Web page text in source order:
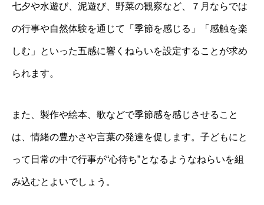
七夕や水遊び、泥遊び、野菜の観察など、７月ならでは
の行事や自然体験を通じて「季節を感じる」「感触を楽
しむ」といった五感に響くねらいを設定することが求め
られます。
また、製作や絵本、歌などで季節感を感じさせること
は、情緒の豊かさや言葉の発達を促します。子どもにと
って日常の中で行事が“心待ち”となるようなねらいを組
み込むとよいでしょう。